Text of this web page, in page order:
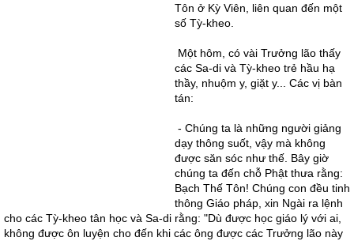
Tôn ở Kỳ Viên, liên quan đến một
số Tỳ-kheo.
Một hôm, có vài Trưởng lão thấy
các Sa-di và Tỳ-kheo trẻ hầu hạ
thầy, nhuộm y, giặt y... Các vị bàn
tán:
- Chúng ta là những người giảng
dạy thông suốt, vậy mà không
được săn sóc như thế. Bây giờ
chúng ta đến chỗ Phật thưa rằng:
Bạch Thế Tôn! Chúng con đều tinh
thông Giáo pháp, xin Ngài ra lệnh
cho các Tỳ-kheo tân học và Sa-di rằng: "Dù được học giáo lý với ai,
không được ôn luyện cho đến khi các ông được các Trưởng lão này